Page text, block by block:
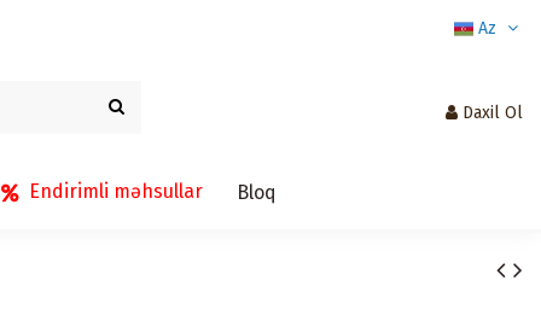
Az
Daxil Ol
Endirimli məhsullar Bloq